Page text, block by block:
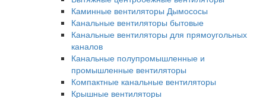
Каминные вентиляторы Дымососы
Канальные вентиляторы бытовые
Канальные вентиляторы для прямоугольных
каналов
Канальные полупромышленные и
промышленные вентиляторы
Компактные канальные вентиляторы
Крышные вентиляторы